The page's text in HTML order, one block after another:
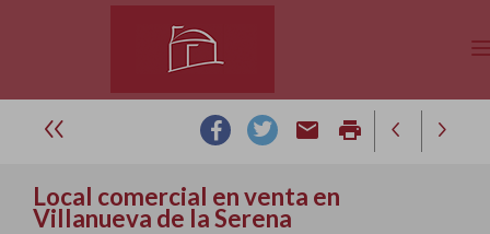
email print
Local comercial en venta en
Villanueva de la Serena